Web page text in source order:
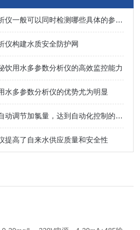
饮用水多参数分析仪一般可以同时检测哪些具体的参数？
仪构建水质安全防护网
饮用水多参数分析仪的高效监控能力
水多参数分析仪的优势尤为明显
在线余氯仪可以自动调节加氯量，达到自动化控制的目的
提高了自来水供应质量和安全性